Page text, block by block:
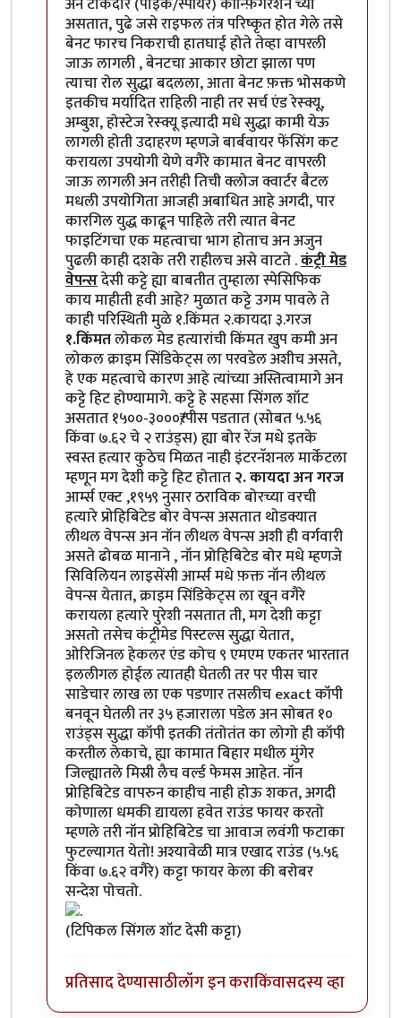
असतात, पुढे जसे राइफल तंत्र परिष्कृत होत गेले तसे
बेनट फारच निकराची हातघाई होते तेव्हा वापरली
जाऊ लागली , बेनटचा आकार छोटा झाला पण
त्याचा रोल सुद्धा बदलला, आता बेनट फ़क्त भोसकणे
इतकीच मर्यादित राहिली नाही तर सर्च एंड रेस्क्यू,
अम्बुश, होस्टेज रेस्क्यू इत्यादी मधे सुद्धा कामी येऊ
लागली होती उदाहरण म्हणजे बार्बवायर फेंसिंग कट
करायला उपयोगी येणे वगैरे कामात बेनट वापरली
जाऊ लागली अन तरीही तिची क्लोज क्वार्टर बैटल
मधली उपयोगिता आजही अबाधित आहे अगदी, पार
कारगिल युद्ध काढून पाहिले तरी त्यात बेनट
फाइटिंगचा एक महत्वाचा भाग होताच अन अजुन
पुढली काही दशके तरी राहीलच असे वाटते .कंट्री मेड
वेपन्सदेसी कट्टे ह्या बाबतीत तुम्हाला स्पेसिफिक
काय माहीती हवी आहे? मुळात कट्टे उगम पावले ते
काही परिस्थिती मुळे १.किंमत २.कायदा ३.गरज
१.किंमतलोकल मेड हत्यारांची किंमत खुप कमी अन
लोकल क्राइम सिंडिकेट्स ला परवडेल अशीच असते,
हे एक महत्वाचे कारण आहे त्यांच्या अस्तित्वामागे अन
कट्टे हिट होण्यामागे. कट्टे हे सहसा सिंगल शॉट
असतात १५००-३०००₹/पीस पडतात (सोबत ५.५६
किंवा ७.६२ चे २ राउंड्स) ह्या बोर रेंज मधे इतके
स्वस्त हत्यार कुठेच मिळत नाही इंटरनॅशनल मार्केटला
म्हणून मग देशी कट्टे हिट होतात२. कायदा अन गरज
आर्म्स एक्ट ,१९५९ नुसार ठराविक बोरच्या वरची
हत्यारे प्रोहिबिटेड बोर वेपन्स असतात थोडक्यात
लीथल वेपन्स अन नॉन लीथल वेपन्स अशी ही वर्गवारी
असते ढोबळ मानाने , नॉन प्रोहिबिटेड बोर मधे म्हणजे
सिविलियन लाइसेंसी आर्म्स मधे फ़क्त नॉन लीथल
वेपन्स येतात, क्राइम सिंडिकेट्स ला खून वगैरे
करायला हत्यारे पुरेशी नसतात ती, मग देशी कट्टा
असतो तसेच कंट्रीमेड पिस्टल्स सुद्धा येतात,
ओरिजिनल हेकलर एंड कोच ९ एमएम एकतर भारतात
इललीगल होईल त्यातही घेतली तर पर पीस चार
साडेचार लाख ला एक पडणार तसलीच exact कॉपी
बनवून घेतली तर ३५ हजाराला पडेल अन सोबत १०
राउंड्स सुद्धा कॉपी इतकी तंतोतंत का लोगो ही कॉपी
करतील लेकाचे, ह्या कामात बिहार मधील मुंगेर
जिल्ह्यातले मिस्री लैच वर्ल्ड फेमस आहेत. नॉन
प्रोहिबिटेड वापरुन काहीच नाही होऊ शकत, अगदी
कोणाला धमकी द्यायला हवेत राउंड फायर करतो
म्हणले तरी नॉन प्रोहिबिटेड चा आवाज लवंगी फटाका
फुटल्यागत येतो! अश्यावेळी मात्र एखाद राउंड (५.५६
किंवा ७.६२ वगैरे) कट्टा फायर केला की बरोबर
सन्देश पोचतो.
(टिपिकल सिंगल शॉट देसी कट्टा)
प्रतिसाद देण्यासाठीलॉग इन कराकिंवासदस्य व्हा